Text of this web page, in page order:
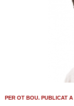
PER OT BOU. PUBLICAT A